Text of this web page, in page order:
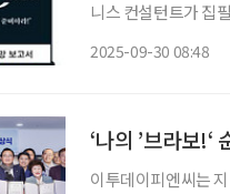
니스 컨설턴트가 집
2025-09-30 08:48
‘나의 ’브라보!‘
이투데이피엔씨는